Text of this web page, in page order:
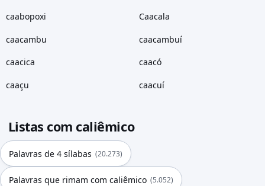
caabopoxi Caacala
caacambu caacambuí
caacica caacó
caaçu caacuí
Listas com caliêmico
Palavras de 4 sílabas (20.273)
Palavras que rimam com caliêmico (5.052)